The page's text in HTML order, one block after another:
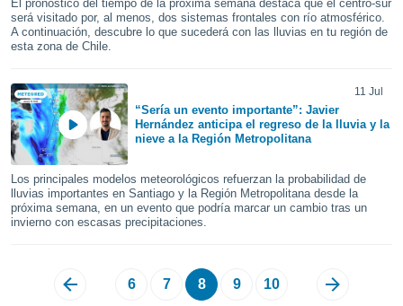
a lo que
Para
su
datos
momento
en
en
en
El pronóstico del tiempo de la próxima semana destaca que el centro-sur
será visitado por, al menos, dos sistemas frontales con río atmosférico.
A continuación, descubre lo que sucederá con las lluvias en tu región de
esta zona de Chile.
11 Jul
“Sería un evento importante”: Javier
Hernández anticipa el regreso de la lluvia y la
nieve a la Región Metropolitana
Los principales modelos meteorológicos refuerzan la probabilidad de
lluvias importantes en Santiago y la Región Metropolitana desde la
próxima semana, en un evento que podría marcar un cambio tras un
invierno con escasas precipitaciones.
6 7 8 9 10